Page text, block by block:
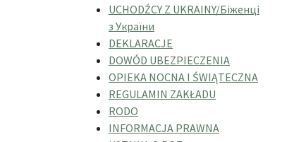
UCHODŹCY Z UKRAINY/Біженці
з України
DEKLARACJE
DOWÓD UBEZPIECZENIA
OPIEKA NOCNA I ŚWIĄTECZNA
REGULAMIN ZAKŁADU
RODO
INFORMACJA PRAWNA